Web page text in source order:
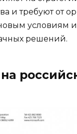
и требуют от
условиям
решений.